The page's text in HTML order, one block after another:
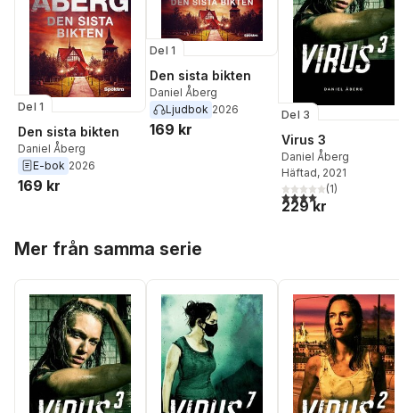
Del 1
Den sista bikten
Daniel Åberg
E-bok 2026
169 kr
Del 1
Den sista bikten
Daniel Åberg
Ljudbok 2026
169 kr
Del 3
Virus 3
Daniel Åberg
Häftad, 2021
4,0utav 5 stjärnor.
(1)
229 kr
Mer från samma serie